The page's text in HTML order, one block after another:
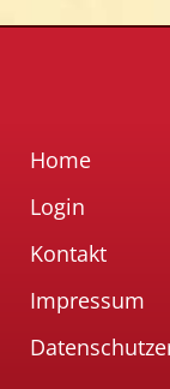
Home
Login
Kontakt
Impressum